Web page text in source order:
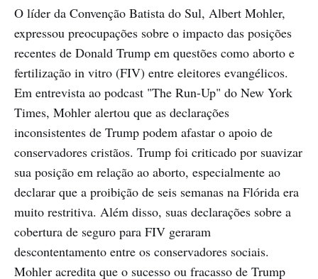
O líder da Convenção Batista do Sul, Albert Mohler,
expressou preocupações sobre o impacto das posições
recentes de Donald Trump em questões como aborto e
fertilização in vitro (FIV) entre eleitores evangélicos.
Em entrevista ao podcast "The Run-Up" do New York
Times, Mohler alertou que as declarações
inconsistentes de Trump podem afastar o apoio de
conservadores cristãos. Trump foi criticado por suavizar
sua posição em relação ao aborto, especialmente ao
declarar que a proibição de seis semanas na Flórida era
muito restritiva. Além disso, suas declarações sobre a
cobertura de seguro para FIV geraram
descontentamento entre os conservadores sociais.
Mohler acredita que o sucesso ou fracasso de Trump